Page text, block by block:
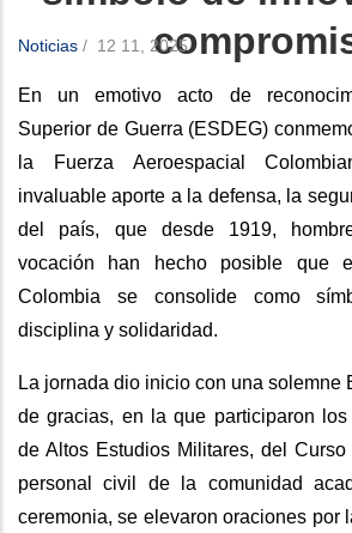
Noticias / 12 11, 2025
En un emotivo acto de
Superior de Guerra (ESDEG)
la Fuerza Aeroespacial
invaluable aporte a la defensa, la
del país, que desde 1919,
vocación han hecho posible que
Colombia se consolide como
disciplina y solidaridad.
La jornada dio inicio con una solemne
de gracias, en la que participaron
de Altos Estudios Militares, del
personal civil de la comunidad
ceremonia, se elevaron oraciones por